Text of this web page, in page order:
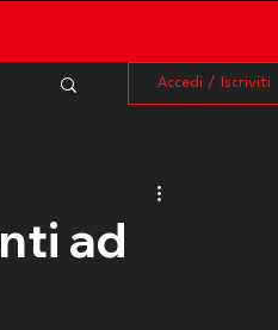
Accedi / Iscriviti
ad